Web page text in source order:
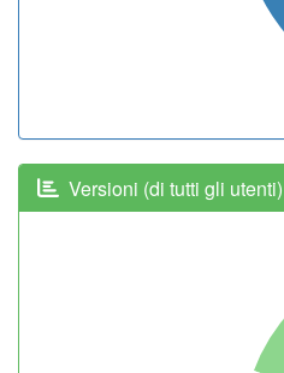
Versioni (di tutti gli utenti)